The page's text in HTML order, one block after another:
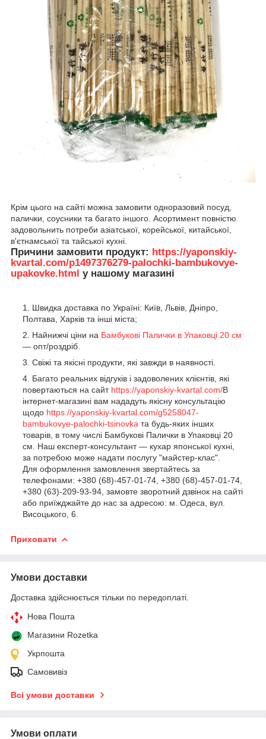
Крім цього на сайті можна замовити одноразовий посуд,
палички, соусники та багато іншого. Асортимент повністю
задовольнить потреби азіатської, корейської, китайської,
в'єтнамської та тайської кухні.
Причини замовити продукт: https://yaponskiy-
kvartal.com/p1497376279-palochki-bambukovye-
upakovke.html у нашому магазині
Швидка доставка по Україні: Київ, Львів, Дніпро,
Полтава, Харків та інші міста;
Найнижчі ціни на Бамбукові Палички в Упаковці 20 см
— опт/роздріб.
Свіжі та якісні продукти, які завжди в наявності.
Багато реальних відгуків і задоволених клієнтів, які
повертаються на сайт https://yaponskiy-kvartal.com/В
інтернет-магазині вам нададуть якісну консультацію
щодо https://yaponskiy-kvartal.com/g5258047-
bambukovye-palochki-tsinovka та будь-яких інших
товарів, в тому числі Бамбукові Палички в Упаковці 20
см. Наш експерт-консультант — кухар японської кухні,
за потребою може надати послугу "майстер-клас".
Для оформлення замовлення звертайтесь за
телефонами: +380 (68)-457-01-74, +380 (68)-457-01-74,
+380 (63)-209-93-94, замовте зворотний дзвінок на сайті
або приїжджайте до нас за адресою: м. Одеса, вул.
Висоцького, 6.
Приховати
Умови доставки
Доставка здійснюється тільки по передоплаті.
Нова Пошта
Магазини Rozetka
Укрпошта
Самовивіз
Всі умови доставки
Умови оплати